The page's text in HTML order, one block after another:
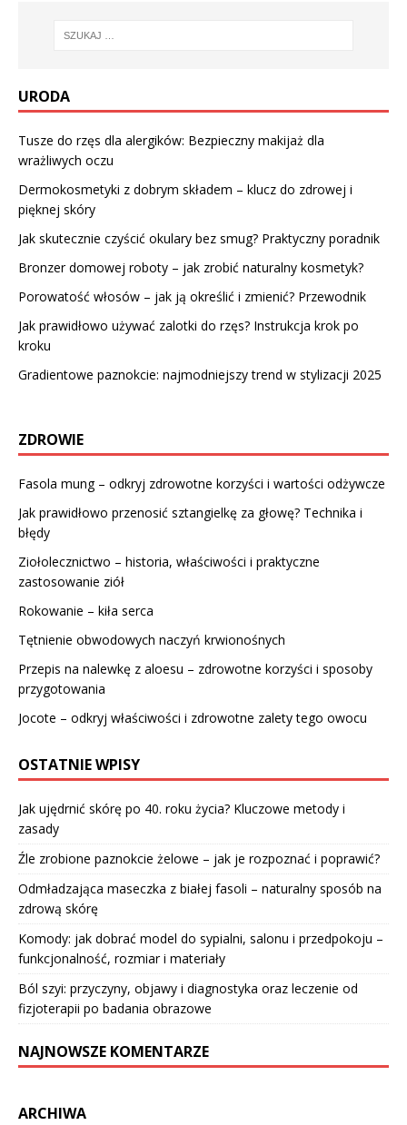
URODA
Tusze do rzęs dla alergików: Bezpieczny makijaż dla
wrażliwych oczu
Dermokosmetyki z dobrym składem – klucz do zdrowej i
pięknej skóry
Jak skutecznie czyścić okulary bez smug? Praktyczny poradnik
Bronzer domowej roboty – jak zrobić naturalny kosmetyk?
Porowatość włosów – jak ją określić i zmienić? Przewodnik
Jak prawidłowo używać zalotki do rzęs? Instrukcja krok po
kroku
Gradientowe paznokcie: najmodniejszy trend w stylizacji 2025
ZDROWIE
Fasola mung – odkryj zdrowotne korzyści i wartości odżywcze
Jak prawidłowo przenosić sztangielkę za głowę? Technika i
błędy
Ziołolecznictwo – historia, właściwości i praktyczne
zastosowanie ziół
Rokowanie – kiła serca
Tętnienie obwodowych naczyń krwionośnych
Przepis na nalewkę z aloesu – zdrowotne korzyści i sposoby
przygotowania
Jocote – odkryj właściwości i zdrowotne zalety tego owocu
OSTATNIE WPISY
Jak ujędrnić skórę po 40. roku życia? Kluczowe metody i
zasady
Źle zrobione paznokcie żelowe – jak je rozpoznać i poprawić?
Odmładzająca maseczka z białej fasoli – naturalny sposób na
zdrową skórę
Komody: jak dobrać model do sypialni, salonu i przedpokoju –
funkcjonalność, rozmiar i materiały
Ból szyi: przyczyny, objawy i diagnostyka oraz leczenie od
fizjoterapii po badania obrazowe
NAJNOWSZE KOMENTARZE
ARCHIWA